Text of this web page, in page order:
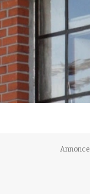
Annonce